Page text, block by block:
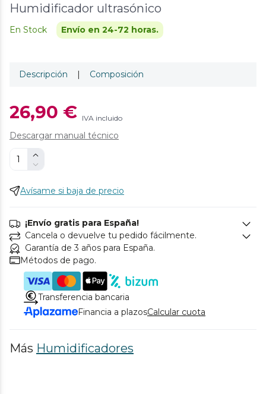
Humidificador ultrasónico
En Stock Envío en 24-72 horas.
Descripción | Composición
26,90 € IVA incluido
Descargar manual técnico
Avísame si baja de precio
¡Envío gratis para España!
Cancela o devuelve tu pedido fácilmente.
Garantía de 3 años para España.
Métodos de pago.
Transferencia bancaria
Financia a plazosCalcular cuota
Más Humidificadores